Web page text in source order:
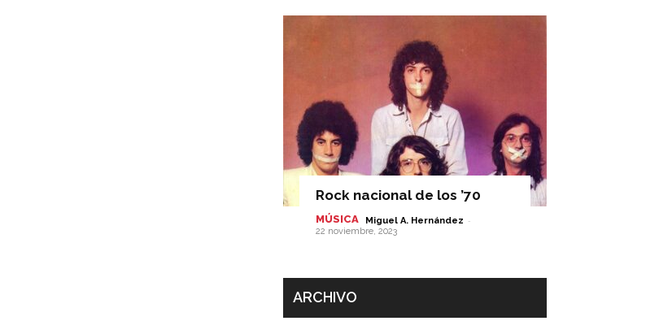
Rock nacional de los ’70
MÚSICA Miguel A. Hernández -
22 noviembre, 2023
ARCHIVO